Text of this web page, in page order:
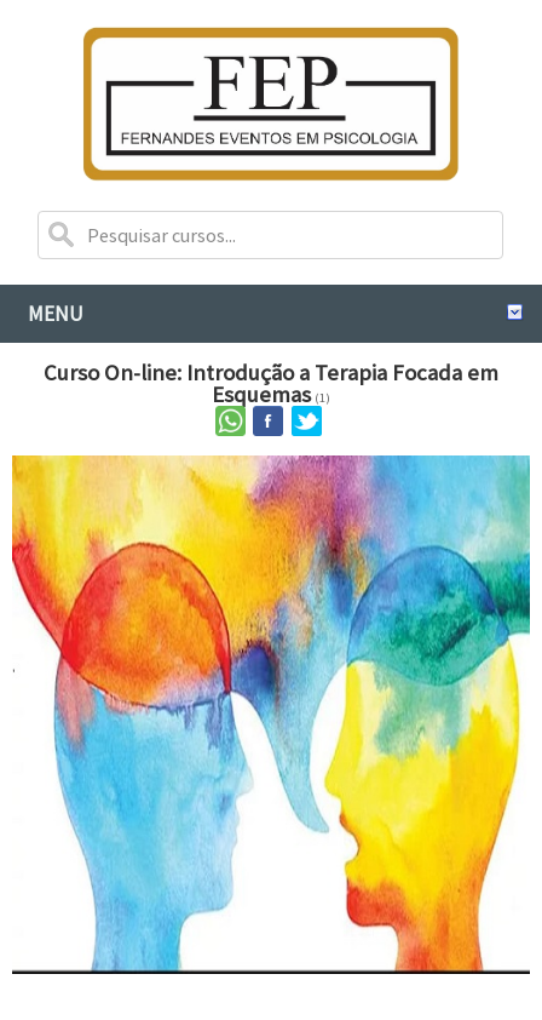
MENU
Curso On-line: Introdução a Terapia Focada em
Esquemas (1)